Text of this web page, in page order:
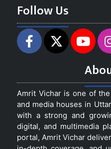
Follow Us
Amrit Vichar is one of
and media houses in
with a strong and
digital, and multimedia
portal, Amrit Vichar